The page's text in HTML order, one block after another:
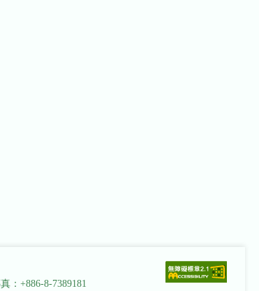
：+886-8-7389181